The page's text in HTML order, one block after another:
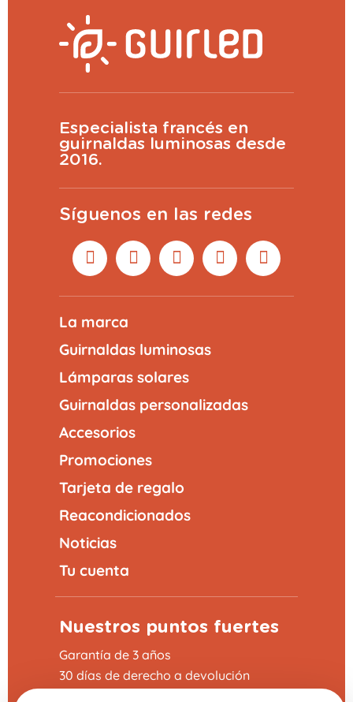
Especialista francés en
guirnaldas luminosas desde
2016.
Síguenos en las redes
La marca
Guirnaldas luminosas
Lámparas solares
Guirnaldas personalizadas
Accesorios
Promociones
Tarjeta de regalo
Reacondicionados
Noticias
Tu cuenta
Nuestros puntos fuertes
Garantía de 3 años
30 días de derecho a devolución